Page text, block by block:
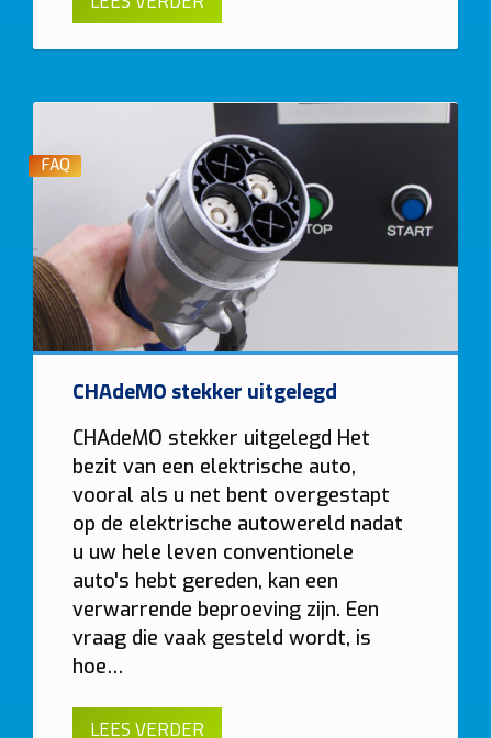
FAQ
CHAdeMO stekker uitgelegd
CHAdeMO stekker uitgelegd Het
bezit van een elektrische auto,
vooral als u net bent overgestapt
op de elektrische autowereld nadat
u uw hele leven conventionele
auto's hebt gereden, kan een
verwarrende beproeving zijn. Een
vraag die vaak gesteld wordt, is
hoe…
LEES VERDER